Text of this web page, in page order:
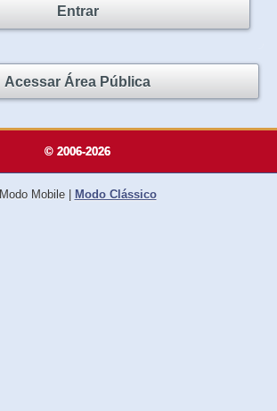
Entrar
Acessar Área Pública
© 2006-2026
Modo Mobile| Modo Clássico